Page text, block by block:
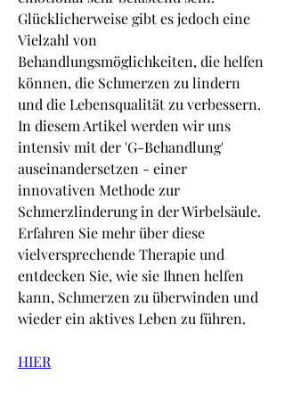
Glücklicherweise gibt es jedoch eine
Vielzahl von
Behandlungsmöglichkeiten, die helfen
können, die Schmerzen zu lindern
und die Lebensqualität zu verbessern.
In diesem Artikel werden wir uns
intensiv mit der 'G-Behandlung'
auseinandersetzen - einer
innovativen Methode zur
Schmerzlinderung in der Wirbelsäule.
Erfahren Sie mehr über diese
vielversprechende Therapie und
entdecken Sie, wie sie Ihnen helfen
kann, Schmerzen zu überwinden und
wieder ein aktives Leben zu führen.
HIER